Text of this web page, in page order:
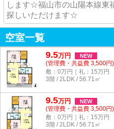
します☆福山市の山陽本線東
探しいただけます☆
空室一覧
9.5万円 NEW
(管理費・共益費 3,500円)
敷：0万円｜礼：15万円
3階 / 2LDK / 56.71㎡
9.5万円 NEW
(管理費・共益費 3,500円)
敷：0万円｜礼：15万円
3階 / 2LDK / 56.71㎡